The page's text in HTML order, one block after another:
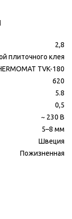
2,8
плиточного клея
TVK-180
620
5.8
0,5
~ 230 В
5–8 мм
Швеция
Пожизненная